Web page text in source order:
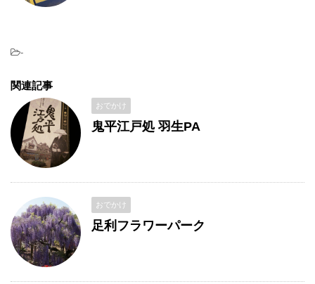
-
関連記事
おでかけ
鬼平江戸処 羽生PA
おでかけ
足利フラワーパーク